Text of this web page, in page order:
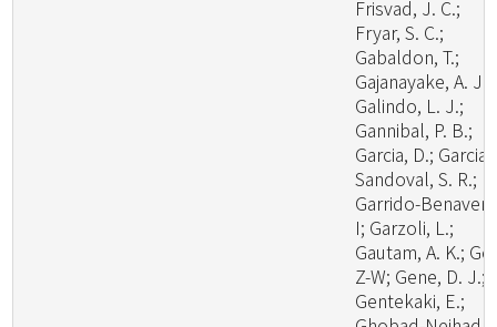
Frisvad, J. C.;
Fryar, S. C.;
Gabaldon, T.;
Gajanayake, A. J.;
Galindo, L. J.;
Gannibal, P. B.;
Garcia, D.; Garcia-
Sandoval, S. R.;
Garrido-
I; Garzoli, L.;
Gautam, A. K.; Ge,
Z-W; Gene, D. J.;
Gentekaki, E.;